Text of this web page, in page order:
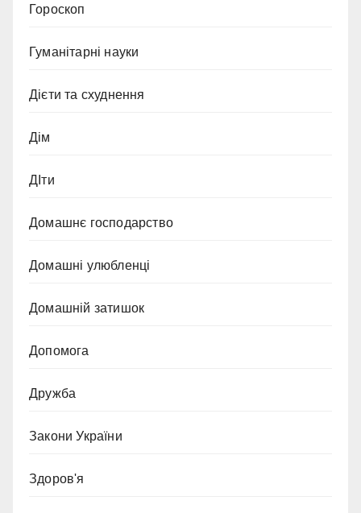
Гороскоп
Гуманітарні науки
Дієти та схуднення
Дім
ДІти
Домашнє господарство
Домашні улюбленці
Домашній затишок
Допомога
Дружба
Закони України
Здоров'я